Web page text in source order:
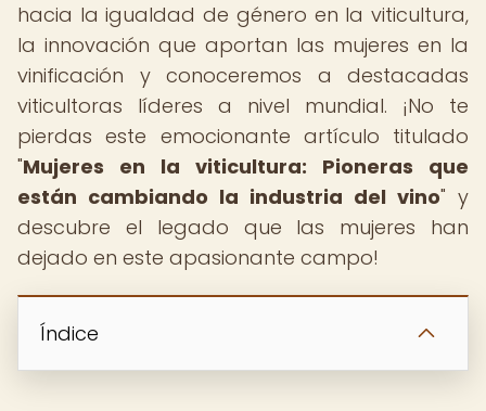
hacia la igualdad de género en la viticultura,
la innovación que aportan las mujeres en la
vinificación y conoceremos a destacadas
viticultoras líderes a nivel mundial. ¡No te
pierdas este emocionante artículo titulado
"Mujeres en la viticultura: Pioneras que
están cambiando la industria del vino" y
descubre el legado que las mujeres han
dejado en este apasionante campo!
Índice